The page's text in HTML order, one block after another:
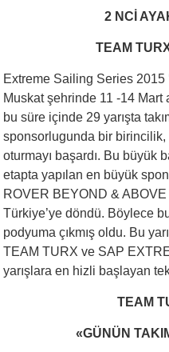
2 NCİ
TEAM
Extreme Sailing Series 2015
Muskat şehrinde 11 -14 Mart
bu süre içinde 29 yarışta
sponsorlugunda bir birincilik,
oturmayı başardı. Bu büyük
etapta yapılan en büyük
ROVER BEYOND & ABOVE
Türkiye’ye döndü. Böylece
podyuma çıkmış oldu. Bu
TEAM TURX ve SAP
yarışlara en hizli başlayan
TEAM
«GÜNÜN